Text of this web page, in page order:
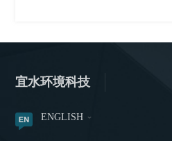
宜水环境科技
ENGLISH